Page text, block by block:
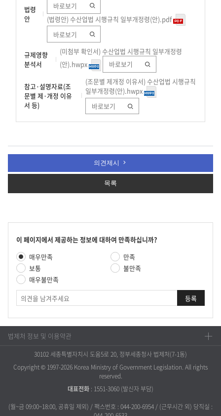
법령
안
바로보기
(법령안) 수산업법 시행규칙 일부개정령(안).pdf
바로보기
규제영향
분석서
(미첨부 확인서) 수산업법 시행규칙 일부개정령
(안).hwpx
바로보기
참고·설명자료(조
문별 제·개정 이유
서 등)
(조문별 제개정 이유서) 수산업법 시행규칙
일부개정령(안).hwpx
바로보기
의견제시
목록
콘
츠
만
족
도
조
사
이 페이지에서 제공하는 정보에 대하여 만족하십니까?
만
족
도
평
가
매우만족
만족
보통
불만족
매우불만족
견
법제처 정보 및 이용약관
30102 세종특별자치시 도움5로 20, 정부세종청사 법제처(7-1동)
Copyright © 1997-2026 Korea Ministry of Government Legislation. All rights
reserved.
대표전화 : 1551-3060 (발신자 부담)
(월~금 09:00~18:00, 공휴일 제외) / 팩스번호 : 044-200-6954 / (근무시간 외) 당직실 :